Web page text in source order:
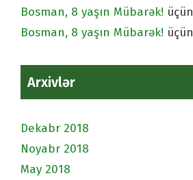
Bosman, 8 yaşın Mübarək! üçün
Bosman, 8 yaşın Mübarək! üçün
Arxivlər
Dekabr 2018
Noyabr 2018
May 2018